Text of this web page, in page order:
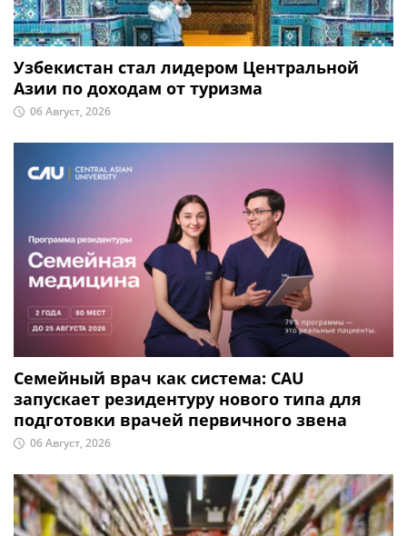
Узбекистан стал лидером Центральной
Азии по доходам от туризма
06 Август, 2026
Семейный врач как система: CAU
запускает резидентуру нового типа для
подготовки врачей первичного звена
06 Август, 2026